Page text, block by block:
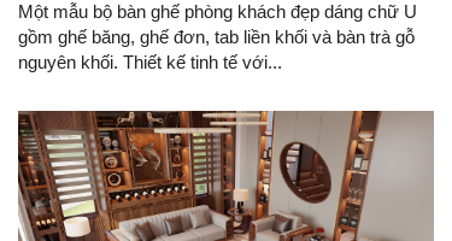
Một mẫu bộ bàn ghế phòng khách đẹp dáng chữ U
gồm ghế băng, ghế đơn, tab liền khối và bàn trà gỗ
nguyên khối. Thiết kế tinh tế với...